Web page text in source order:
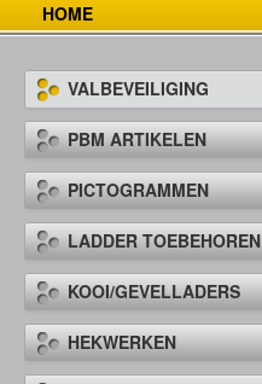
HOME
VALBEVEILIGING
PBM ARTIKELEN
PICTOGRAMMEN
LADDER TOEBEHOREN
KOOI/GEVELLADERS
HEKWERKEN